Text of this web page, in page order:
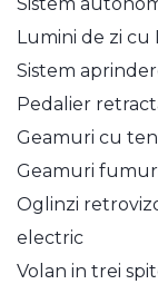
Lumini de zi cu
Sistem
Pedalier
Geamuri cu
Geamuri
Oglinzi
electric
Volan in trei